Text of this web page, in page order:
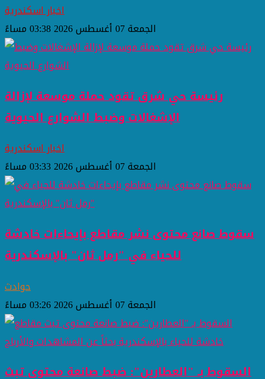
اخبار اسكندرية
الجمعة 07 أغسطس 2026 03:38 مساءً
رئيسة حي شرق تقود حملة موسعة لإزالة
الإشغالات وضبط الشوارع الحيوية
اخبار اسكندرية
الجمعة 07 أغسطس 2026 03:33 مساءً
سقوط صانع محتوى نشر مقاطع بإيحاءات خادشة
للحياء في "رمل ثان" بالإسكندرية
حوادث
الجمعة 07 أغسطس 2026 03:26 مساءً
السقوط بـ "العطارين": ضبط صانعة محتوى تبث